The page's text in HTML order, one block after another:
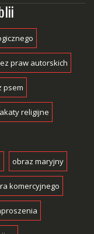
praw autorskich
psem
religijne
obraz maryjny
komercyjnego